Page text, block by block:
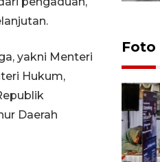
yakni Menteri
Hukum,
Daerah
Foto